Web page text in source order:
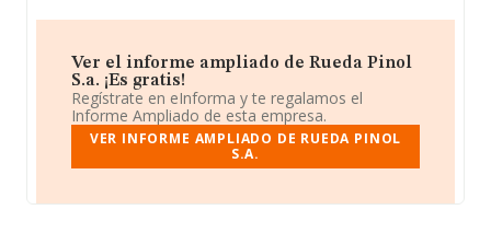
Ver el informe ampliado de Rueda Pinol
S.a. ¡Es gratis!
Regístrate en eInforma y te regalamos el
Informe Ampliado de esta empresa.
VER INFORME AMPLIADO DE RUEDA PINOL
S.A.